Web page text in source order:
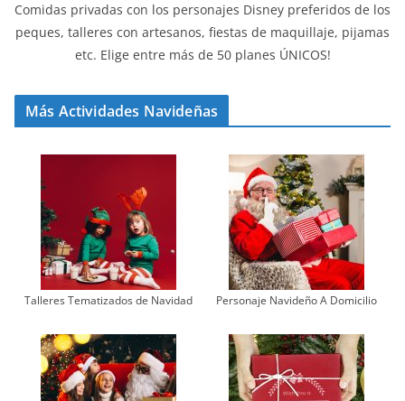
Comidas privadas con los personajes Disney preferidos de los
peques, talleres con artesanos, fiestas de maquillaje, pijamas
etc. Elige entre más de 50 planes ÚNICOS!
Más Actividades Navideñas
Talleres Tematizados de Navidad Personaje Navideño A Domicilio